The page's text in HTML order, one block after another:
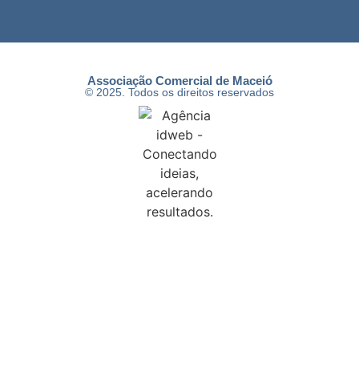
Associação Comercial de Maceió
© 2025. Todos os direitos reservados